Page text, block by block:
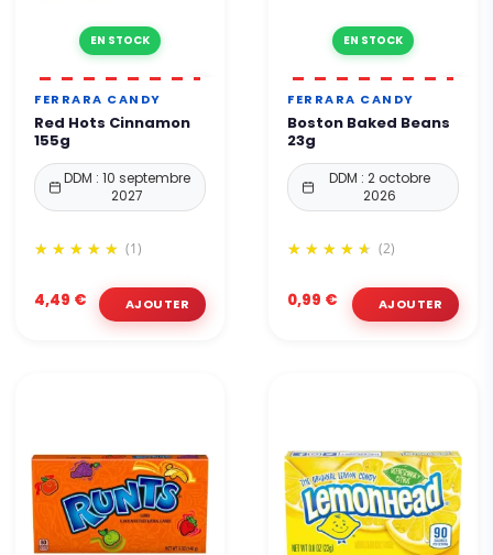
EN STOCK
FERRARA CANDY
Red Hots Cinnamon
155g
DDM : 10 septembre
2027
(1)
4,49 €
EN STOCK
FERRARA CANDY
Boston Baked Beans
23g
DDM : 2 octobre
2026
(2)
0,99 €